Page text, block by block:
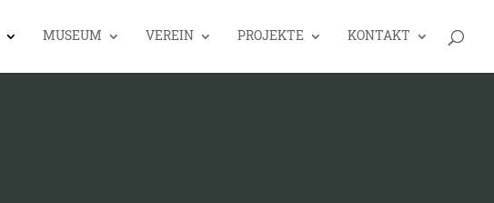
MUSEUM VEREIN PROJEKTE KONTAKT